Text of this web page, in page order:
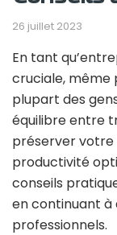
26 juillet 2023
En tant
cruciale, même
plupart des
équilibre entre
préserver
productivité
conseils
en continuant à
professionnels.